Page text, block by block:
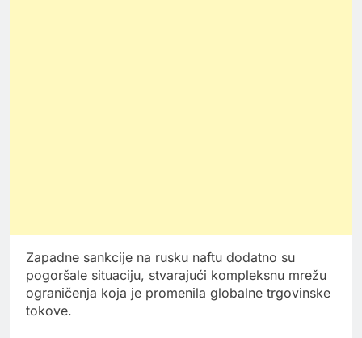
Zapadne sankcije na rusku naftu dodatno su
pogoršale situaciju, stvarajući kompleksnu mrežu
ograničenja koja je promenila globalne trgovinske
tokove.